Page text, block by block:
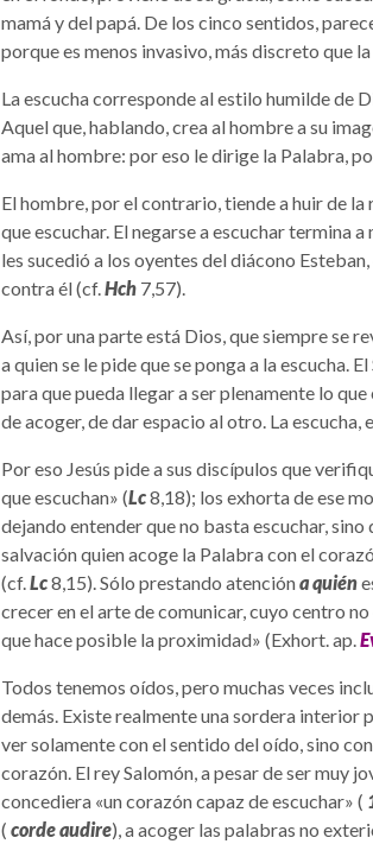
mamá y del papá. De los cinco sentidos,
porque es menos invasivo, más discreto que
La escucha corresponde al estilo humilde de
Aquel que, hablando, crea al hombre a su
ama al hombre: por eso le dirige la Palabra,
El hombre, por el contrario, tiende a huir de
que escuchar. El negarse a escuchar termina
les sucedió a los oyentes del diácono
contra él (cf. Hch7,57).
Así, por una parte está Dios, que siempre se
a quien se le pide que se ponga a la escucha.
para que pueda llegar a ser plenamente lo
de acoger, de dar espacio al otro. La escucha,
Por eso Jesús pide a sus discípulos que
que escuchan» (Lc8,18); los exhorta de ese
dejando entender que no basta escuchar,
salvación quien acoge la Palabra con el
(cf. Lc8,15). Sólo prestando atencióna quién
crecer en el arte de comunicar, cuyo centro
que hace posible la proximidad» (Exhort. ap.
Todos tenemos oídos, pero muchas veces
demás. Existe realmente una sordera interior
ver solamente con el sentido del oído, sino
corazón. El rey Salomón, a pesar de ser muy
concediera «un corazón capaz de escuchar» (
( corde audire), a acoger las palabras no